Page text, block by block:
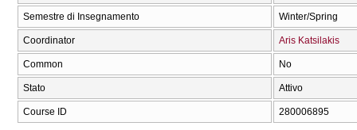
Semestre di Insegnamento Winter/Spring
Coordinator Aris Katsilakis
Common No
Stato Attivo
Course ID 280006895